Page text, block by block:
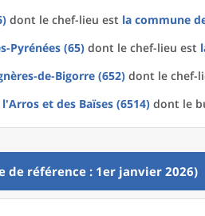
dont le chef-lieu est la commune
Pyrénées (65) dont le chef-lieu est
de-Bigorre (652) dont le chef-
et des Baïses (6514) dont le
de référence : 1er janvier 2026)